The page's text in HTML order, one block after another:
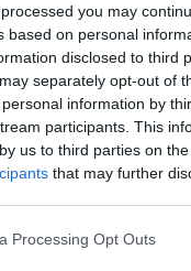
you may
based on personal
disclosed to third
separately opt-out of
information by
participants. This
us to third parties on the
that may further
Processing Opt Outs